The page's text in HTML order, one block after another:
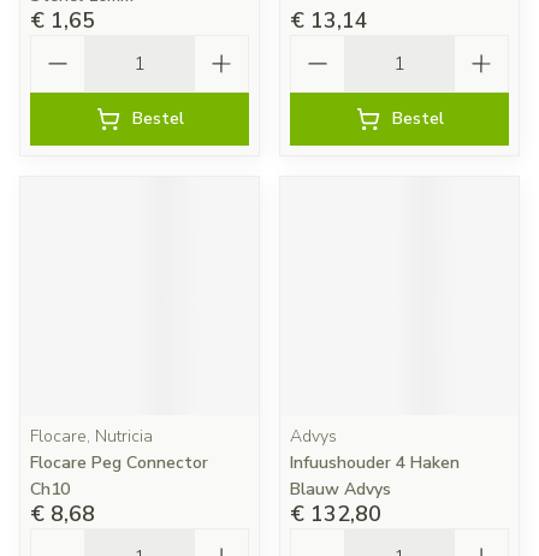
€ 1,65
Bestel
€ 13,14
Bestel
Flocare, Nutricia
Flocare Peg Connector
Ch10
€ 8,68
Advys
Infuushouder 4 Haken
Blauw Advys
€ 132,80